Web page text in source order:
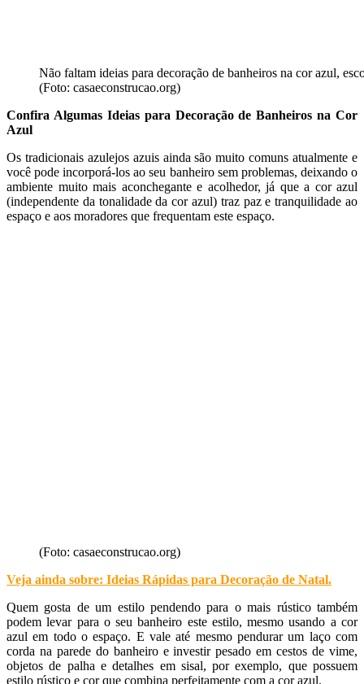
Não faltam ideias para decoração de banheiros na cor azul,
(Foto: casaeconstrucao.org)
Confira Algumas Ideias para Decoração de Banheiros na Cor
Azul
Os tradicionais azulejos azuis ainda são muito comuns atualmente e
você pode incorporá-los ao seu banheiro sem problemas, deixando o
ambiente muito mais aconchegante e acolhedor, já que a cor azul
(independente da tonalidade da cor azul) traz paz e tranquilidade ao
espaço e aos moradores que frequentam este espaço.
(Foto: casaeconstrucao.org)
Veja ainda sobre: Ideias Rápidas para Decoração de Natal.
Quem gosta de um estilo pendendo para o mais rústico também
podem levar para o seu banheiro este estilo, mesmo usando a cor
azul em todo o espaço. E vale até mesmo pendurar um laço com
corda na parede do banheiro e investir pesado em cestos de vime,
objetos de palha e detalhes em sisal, por exemplo, que possuem
estilo rústico e cor que combina perfeitamente com a cor azul.